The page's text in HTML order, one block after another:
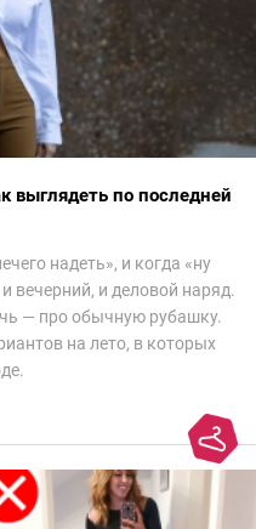
выглядеть по последней
надеть», и когда «ну
вечерний, и деловой наряд.
— про обычную рубашку.
на лето, в которых